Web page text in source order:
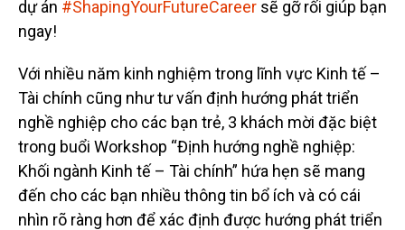
dự án #ShapingYourFutureCareer sẽ gỡ rối giúp bạn
ngay!
Với nhiều năm kinh nghiệm trong lĩnh vực Kinh tế –
Tài chính cũng như tư vấn định hướng phát triển
nghề nghiệp cho các bạn trẻ, 3 khách mời đặc biệt
trong buổi Workshop “Định hướng nghề nghiệp:
Khối ngành Kinh tế – Tài chính” hứa hẹn sẽ mang
đến cho các bạn nhiều thông tin bổ ích và có cái
nhìn rõ ràng hơn để xác định được hướng phát triển